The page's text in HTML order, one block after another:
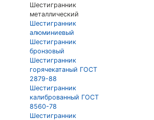
Шестигранник
металлический
Шестигранник
алюминиевый
Шестигранник
бронзовый
Шестигранник
горячекатаный ГОСТ
2879-88
Шестигранник
калиброванный ГОСТ
8560-78
Шестигранник